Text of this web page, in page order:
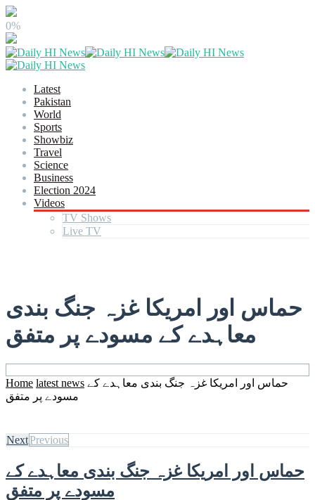
0%
Latest
Pakistan
World
Sports
Showbiz
Travel
Science
Business
Election 2024
Videos
TV Shows
Live TV
حماس اور امریکا غزہ جنگ بندی
معاہدے کے مسودے پر متفق
Home latest news حماس اور امریکا غزہ جنگ بندی معاہدے کے
مسودے پر متفق
NextPrevious
حماس اور امریکا غزہ جنگ بندی معاہدے کے
مسودے پر متفق